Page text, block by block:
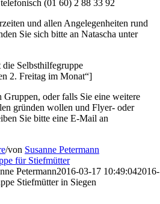
(01 60) 2 88 33 92
und allen Angelegenheiten rund
Sie sich bitte an Natascha unter
die Selbsthilfegruppe
2. Freitag im Monat“]
Gruppen, oder falls Sie eine weitere
gründen wollen und Flyer- oder
Sie bitte eine E-Mail an
/von Susanne Petermann
für Stiefmütter
Petermann2016-03-17 10:49:042016-
Stiefmütter in Siegen